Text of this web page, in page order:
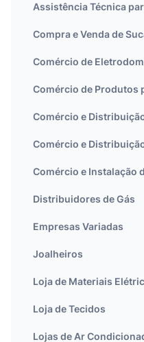
Assistência Técnica
Compra e Venda de
Comércio de
Comércio de Produtos
Comércio e
Comércio e
Comércio e Instalação
Distribuidores de Gás
Empresas Variadas
Joalheiros
Loja de Materiais
Loja de Tecidos
Lojas de Ar